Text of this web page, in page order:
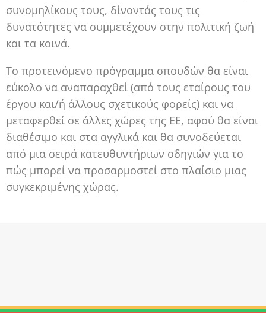
συνομηλίκους τους, δίνοντάς τους τις
δυνατότητες να συμμετέχουν στην πολιτική ζωή
και τα κοινά.
Το προτεινόμενο πρόγραμμα σπουδών θα είναι
εύκολο να αναπαραχθεί (από τους εταίρους του
έργου και/ή άλλους σχετικούς φορείς) και να
μεταφερθεί σε άλλες χώρες της ΕΕ, αφού θα είναι
διαθέσιμο και στα αγγλικά και θα συνοδεύεται
από μια σειρά κατευθυντήριων οδηγιών για το
πώς μπορεί να προσαρμοστεί στο πλαίσιο μιας
συγκεκριμένης χώρας.